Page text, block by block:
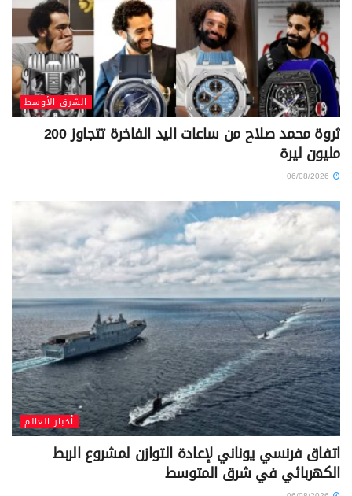
الشرق الأوسط
ثروة محمد صلاح من ساعات اليد الفاخرة تتجاوز 200
مليون ليرة
أخبار العالم
اتفاق فرنسي يوناني لإعادة التوازن لمشروع الربط
الكهربائي في شرق المتوسط